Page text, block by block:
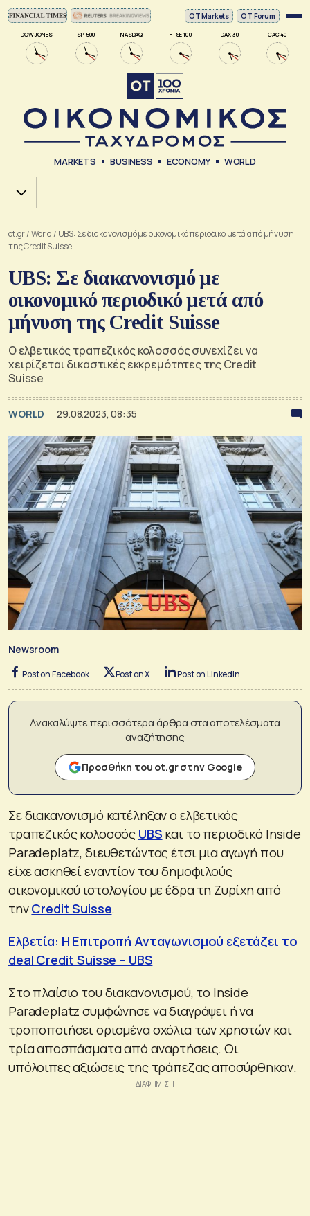
DOW JONES SP 500 NASDAQ FTSE 100 DAX 30 CAC 40
ΟΤ Markets OT Forum
MARKETS BUSINESS ECONOMY WORLD
Χ.Α.
ot.gr/World / UBS: Σε διακανονισμό με οικονομικό περιοδικό μετά από μήνυση
της Credit Suisse
UBS: Σε διακανονισμό με
οικονομικό περιοδικό μετά από
μήνυση της Credit Suisse
Ο ελβετικός τραπεζικός κολοσσός συνεχίζει να
χειρίζεται δικαστικές εκκρεμότητες της Credit
Suisse
WORLD 29.08.2023, 08:35
Newsroom
Post on Facebook Post on X Post on LinkedIn
Ανακαλύψτε περισσότερα άρθρα στα αποτελέσματα
αναζήτησης
Προσθήκη του ot.gr στην Google
Σε διακανονισμό κατέληξαν ο ελβετικός
τραπεζικός κολοσσός UBS και το περιοδικό Inside
Paradeplatz, διευθετώντας έτσι μια αγωγή που
είχε ασκηθεί εναντίον του δημοφιλούς
οικονομικού ιστολογίου με έδρα τη Ζυρίχη από
τηνCredit Suisse.
Ελβετία: Η Επιτροπή Ανταγωνισμού εξετάζει το
deal Credit Suisse – UBS
Στο πλαίσιο του διακανονισμού, το Inside
Paradeplatz συμφώνησε να διαγράψει ή να
τροποποιήσει ορισμένα σχόλια των χρηστών και
τρία αποσπάσματα από αναρτήσεις. Οι
υπόλοιπες αξιώσεις της τράπεζας αποσύρθηκαν.